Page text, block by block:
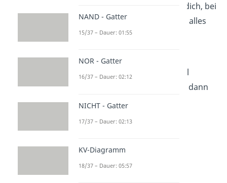
auf dich, bei
denen du testen kannst, ob du alles
verstanden hast.
Wenn du dir die drei
Lösungsverfahren noch einmal
genauer anschauen möchtest, dann
klickehier.
NAND - Gatter
15/37 – Dauer: 01:55
NOR - Gatter
16/37 – Dauer: 02:12
NICHT - Gatter
17/37 – Dauer: 02:13
KV-Diagramm
18/37 – Dauer: 05:57